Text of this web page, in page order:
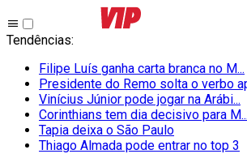
Tendências:
Filipe Luís ganha carta branca no M...
Presidente do Remo solta o verbo
Vinícius Júnior pode jogar na Arábi...
Corinthians tem dia decisivo para M...
Tapia deixa o São Paulo
Thiago Almada pode entrar no top 3